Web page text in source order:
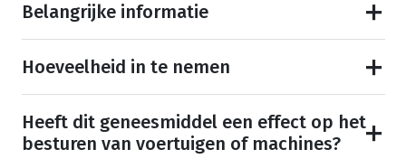
Belangrijke informatie
Hoeveelheid in te nemen
Heeft dit geneesmiddel een effect op het
besturen van voertuigen of machines?